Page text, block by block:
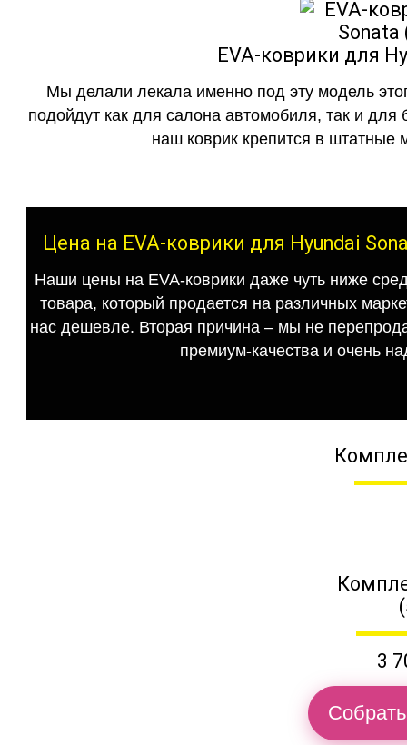
EVA-коврики для
Мы делали лекала именно под эту модель
подойдут как для салона автомобиля, так и для
наш коврик крепится в штатные
Цена на EVA-коврики для Hyundai
Наши цены на EVA-коврики даже чуть ниже
товара, который продается на различных
нас дешевле. Вторая причина – мы не
премиум-качества и очень
3